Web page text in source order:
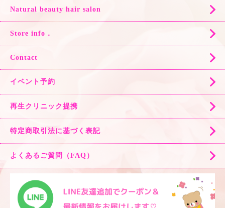
Natural beauty hair salon
Store info．
Contact
イベント予約
再生クリニック提携
特定商取引法に基づく表記
よくあるご質問（FAQ）